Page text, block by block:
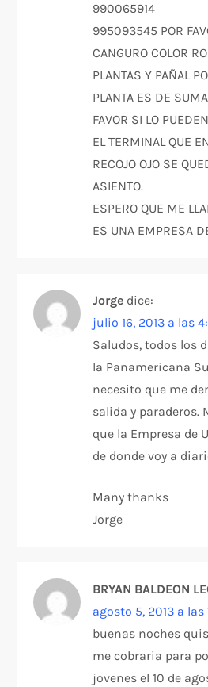
990065914
995093545 POR
CANGURO COLOR
PLANTAS Y PAÑAL
PLANTA ES DE
FAVOR SI LO
EL TERMINAL QUE
RECOJO OJO SE
ASIENTO.
ESPERO QUE ME
ES UNA EMPRESA
Jorge dice:
julio 16, 2013 a las
Saludos, todos los
la Panamericana
necesito que me
salida y paraderos.
que la Empresa de
de donde voy a
Many thanks
Jorge
BRYAN BALDEON
agosto 5, 2013 a las
buenas noches
me cobraria para
jovenes el 10 de